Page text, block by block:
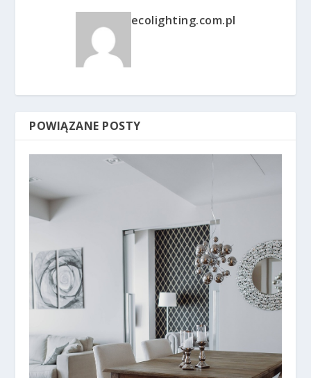
ecolighting.com.pl
POWIĄZANE POSTY